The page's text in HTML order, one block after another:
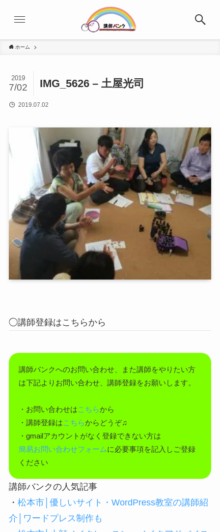
ホーム
IMG_5626 – 土屋光司
2019
7/02
2019.07.02
◯講師登録はこちらから
講師バンクへのお問い合わせ、また講師をやりたい方
は下記よりお問い合わせ、講師登録をお願いします。
・お問い合わせはこちらから
・講師登録はこちらからどうぞ♫
・gmailアカウントがなく登録できない方は
簡易お問い合わせフォームに必要事項を記入しご登録
ください
講師バンクの人気記事
・ 松本市│優しいサイト・WordPress教室の講師紹
介│ワードプレス制作も